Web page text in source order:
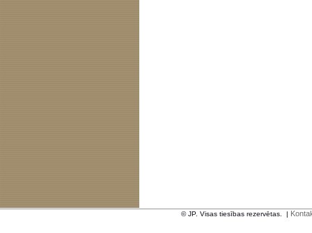
© JP. Visas tiesības rezervētas. |